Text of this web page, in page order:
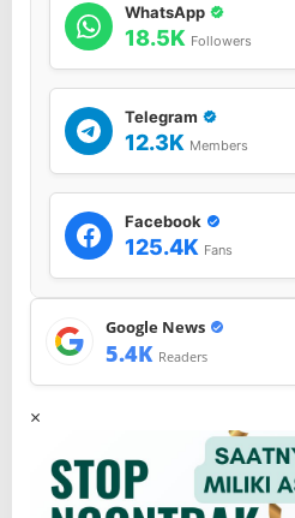
WhatsApp
18.5K Followers
Telegram
12.3K Members
Facebook
125.4K Fans
Google News
5.4K Readers
×